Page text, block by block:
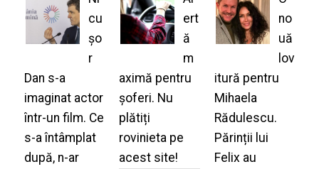
cu
șo
r
Dan s-a
imaginat actor
într-un film. Ce
s-a întâmplat
după, n-ar
ert
ă
m
aximă pentru
șoferi. Nu
plătiți
rovinieta pe
acest site!
no
uă
lov
itură pentru
Mihaela
Rădulescu.
Părinții lui
Felix au